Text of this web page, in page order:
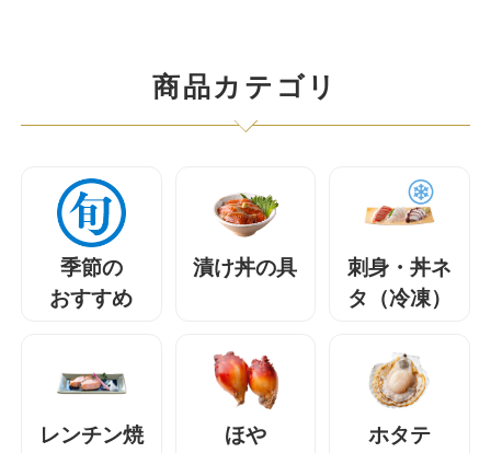
商品カテゴリ
季節の
おすすめ
漬け丼の具
刺身・丼ネ
タ（冷凍）
レンチン焼
ほや ホタテ